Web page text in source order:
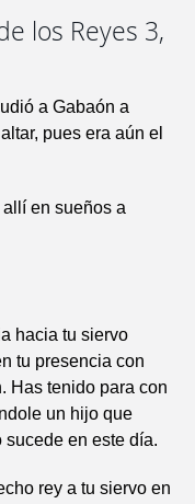
los Reyes 3,
a Gabaón a
pues era aún el
en sueños a
hacia tu siervo
tu presencia con
Has tenido para con
un hijo que
sucede en este día.
rey a tu siervo en